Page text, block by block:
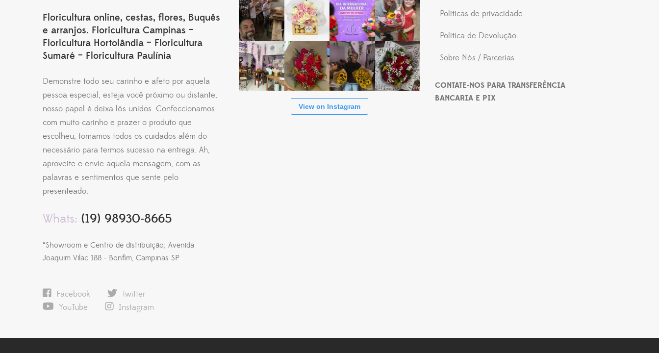
Floricultura online, cestas, flores, Buquês
e arranjos. Floricultura Campinas –
Floricultura Hortolândia – Floricultura
Sumaré – Floricultura Paulínia
Demonstre todo seu carinho e afeto por aquela
pessoa especial, esteja você próximo ou distante,
nosso papel é deixa lós unidos. Confeccionamos
com muito carinho e prazer o produto que
escolheu, tomamos todos os cuidados além do
necessário para termos sucesso na entrega. Ah,
aproveite e envie aquela mensagem, com as
palavras e sentimentos que sente pelo
presenteado.
Whats: (19) 98930-8665
*Showroom e Centro de distribuição; Avenida
Joaquim Vilac 188 - Bonfim, Campinas SP
Facebook
Twitter
YouTube
Instagram
View on Instagram
Politicas de privacidade
Politica de Devolução
Sobre Nós / Parcerias
CONTATE-NOS PARA TRANSFERÊNCIA
BANCARIA E PIX